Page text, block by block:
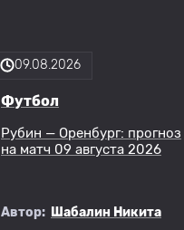
09.08.2026
Футбол
Рубин — Оренбург: прогноз
на матч 09 августа 2026
Автор: Шабалин Никита